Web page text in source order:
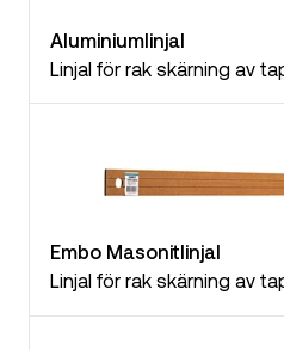
Aluminiumlinjal
Linjal för rak skärning av
Embo Masonitlinjal
Linjal för rak skärning av